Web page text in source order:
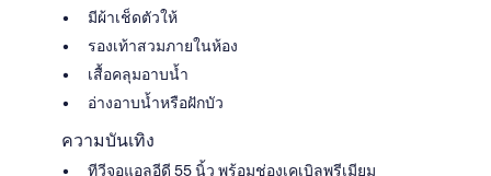
มีผ้าเช็ดตัวให้
รองเท้าสวมภายในห้อง
เสื้อคลุมอาบน้ำ
อ่างอาบน้ำหรือฝักบัว
ความบันเทิง
ทีวีจอแอลอีดี 55 นิ้ว พร้อมช่องเคเบิลพรีเมียม